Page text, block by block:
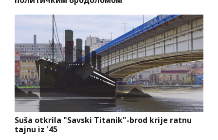
Suša otkrila "Savski Titanik"-brod krije ratnu
tajnu iz '45